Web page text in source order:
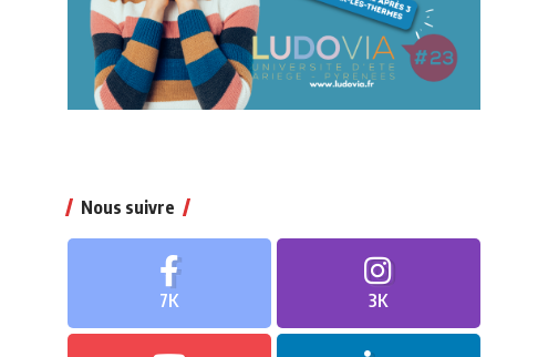
Nous suivre
7K 3K